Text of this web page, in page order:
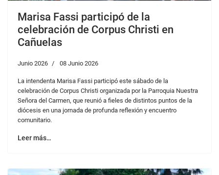
Marisa Fassi participó de la
celebración de Corpus Christi en
Cañuelas
Junio 2026 08 Junio 2026
La intendenta Marisa Fassi participó este sábado de la
celebración de Corpus Christi organizada por la Parroquia Nuestra
Señora del Carmen, que reunió a fieles de distintos puntos de la
diócesis en una jornada de profunda reflexión y encuentro
comunitario.
Leer más…